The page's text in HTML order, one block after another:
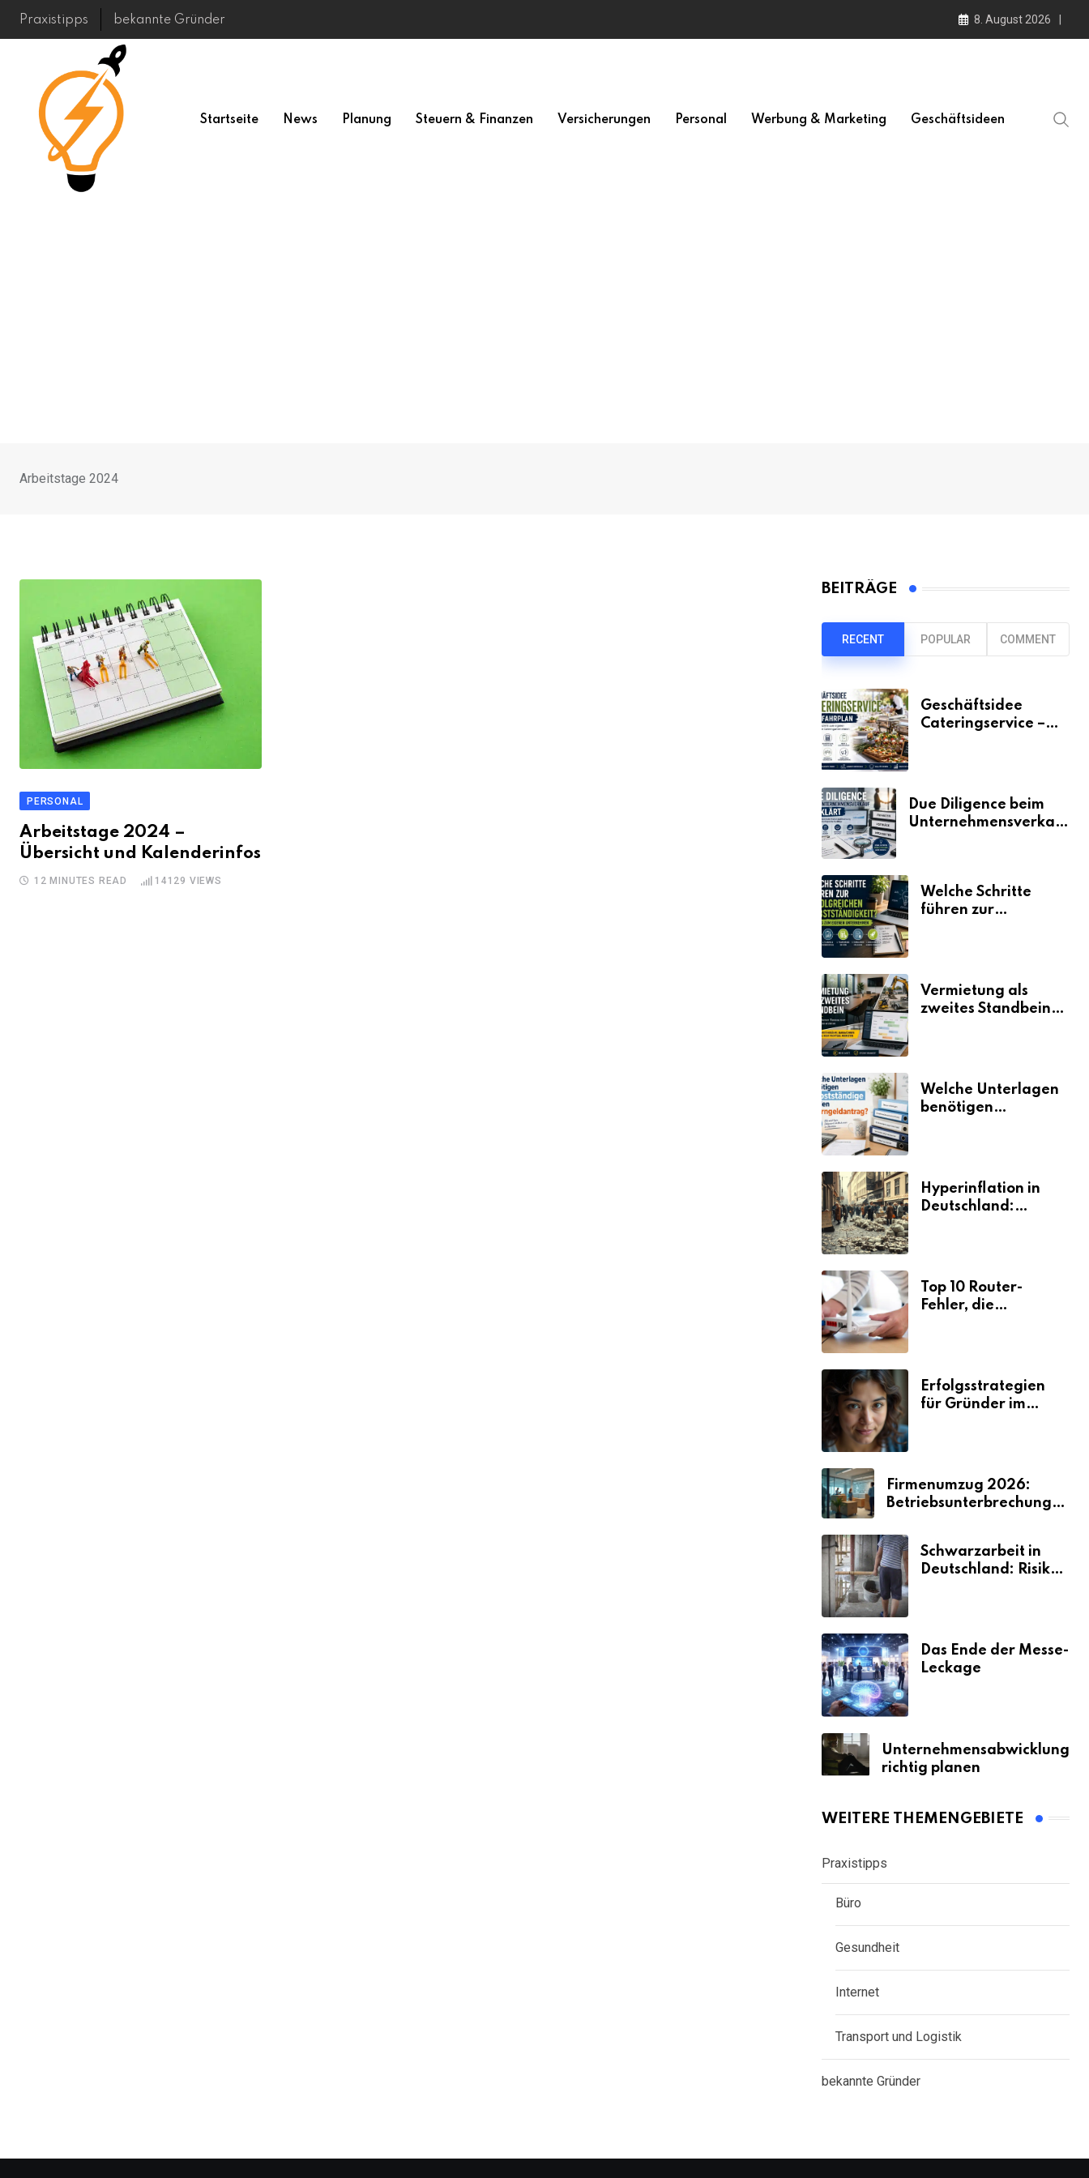
Skip
Praxistipps bekannte Gründer 8. August 2026
Startseite News Planung Steuern & Finanzen Versicherungen Personal Werbung & Marketing Geschäftsideen
Arbeitstage 2024
PERSONAL
Arbeitstage 2024 –
Übersicht und Kalenderinfos
12 MINUTES READ 14129 VIEWS
BEITRÄGE
RECENT POPULAR COMMENT
Geschäftsidee
Cateringservice –
Due Diligence beim
Unternehmensverkauf
Welche Schritte
führen zur
Vermietung als
zweites Standbein:
Umsätze machen
Welche Unterlagen
benötigen
Hyperinflation in
Deutschland:
Top 10 Router-
Fehler, die
Erfolgsstrategien
für Gründer im
Firmenumzug 2026:
Betriebsunterbrechungen
Schwarzarbeit in
Deutschland: Risiken
Das Ende der Messe-
Leckage
Unternehmensabwicklung
richtig planen
WEITERE THEMENGEBIETE
Praxistipps
Büro
Gesundheit
Internet
Transport und Logistik
bekannte Gründer